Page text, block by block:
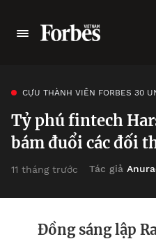
CỰU THÀNH VIÊN FORBES 30
Tỷ phú fintech
bám đuổi các đối
11 tháng trước Tác giả
Đồng sáng lập